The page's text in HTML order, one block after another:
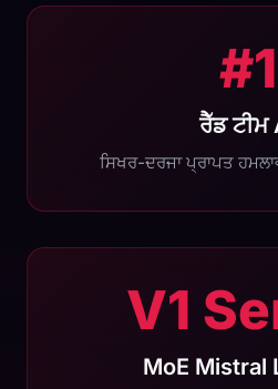
#1
ਰੈੱਡ ਟੀਮ
ਸਿਖਰ-ਦਰਜਾ ਪ੍ਰਾਪਤ
V1
MoE Mistral